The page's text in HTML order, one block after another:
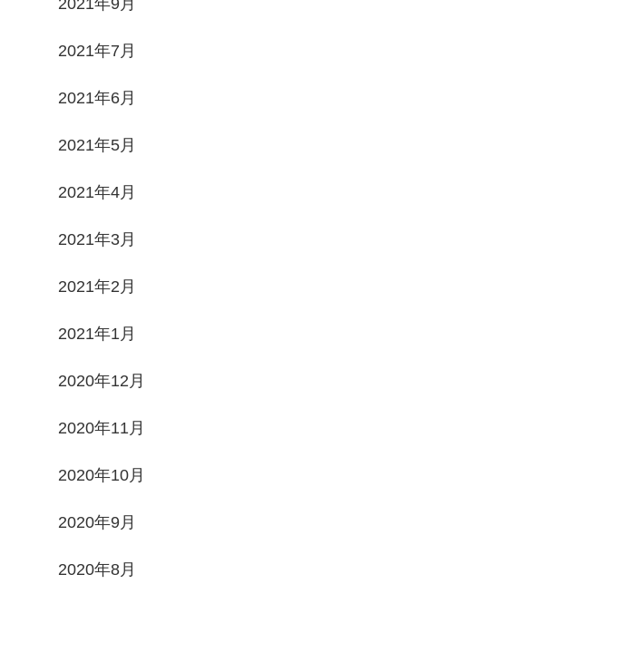
2021年9月
2021年7月
2021年6月
2021年5月
2021年4月
2021年3月
2021年2月
2021年1月
2020年12月
2020年11月
2020年10月
2020年9月
2020年8月